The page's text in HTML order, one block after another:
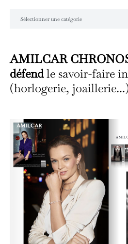
AMILCAR
défendle savoir-faire
(horlogerie,